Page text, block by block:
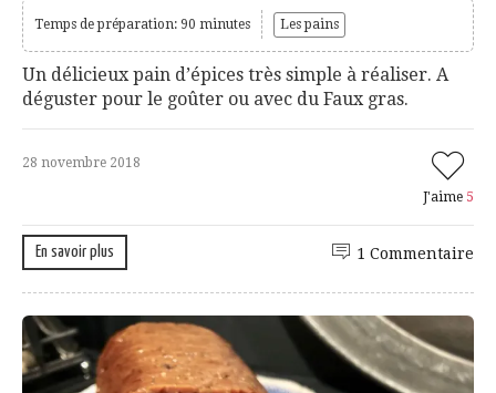
Temps de préparation: 90 minutes Les pains
Un délicieux pain d’épices très simple à réaliser. A
déguster pour le goûter ou avec du Faux gras.
28 novembre 2018
J'aime 5
En savoir plus 1 Commentaire